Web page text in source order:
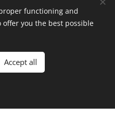
zu
ich
functioning and
you the best possible
Accept all